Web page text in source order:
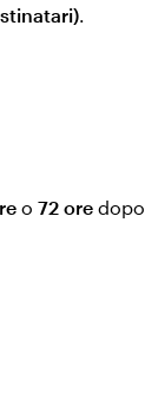
.
o72 ore dopo